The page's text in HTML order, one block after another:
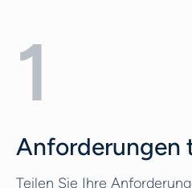
1
Anforderungen
Teilen Sie Ihre